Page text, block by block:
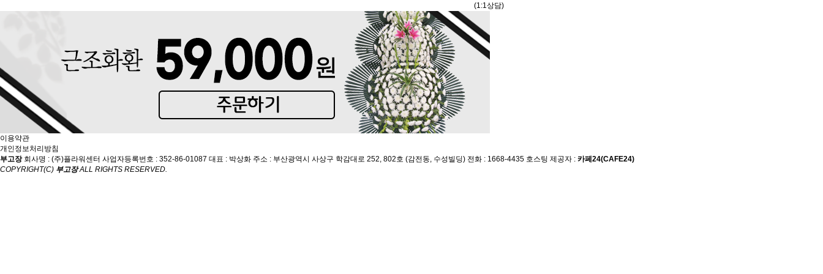
(1:1상담)
이용약관
개인정보처리방침
부고장 회사명 : (주)플라워센터 사업자등록번호 : 352-86-01087 대표 : 박상화 주소 : 부산광역시 사상구 학감대로 252, 802호 (감전동, 수성빌딩) 전화 : 1668-4435 호스팅 제공자 : 카페24(CAFE24)
COPYRIGHT(C) 부고장ALL RIGHTS RESERVED.